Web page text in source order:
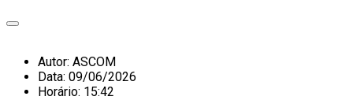
Autor: ASCOM
Data: 09/06/2026
Horário: 15:42